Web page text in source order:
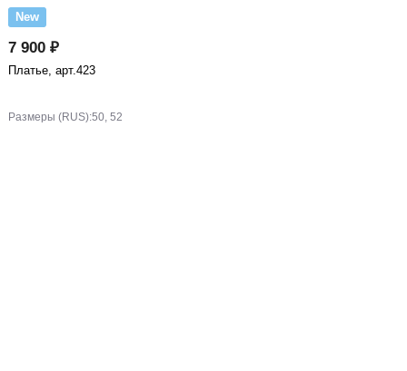
New
7 900 ₽
Платье, арт.423
Размеры (RUS):50, 52